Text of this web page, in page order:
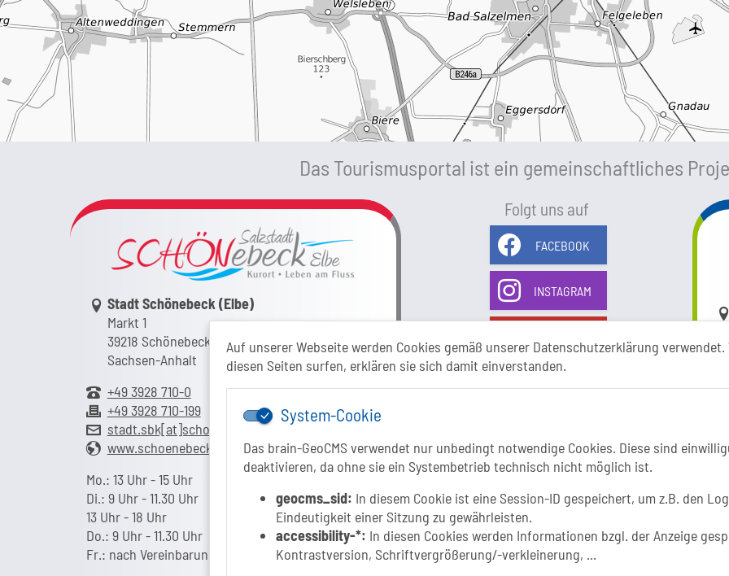
Auf unserer Webseite werden Cookies gemäß unserer Datenschutzerklärung verwendet.
diesen Seiten surfen, erklären sie sich damit einverstanden.
System-Cookie
Das brain-GeoCMS verwendet nur unbedingt notwendige Cookies. Diese sind
deaktivieren, da ohne sie ein Systembetrieb technisch nicht möglich ist.
geocms_sid: In diesem Cookie ist eine Session-ID gespeichert, um z.B. den
Eindeutigkeit einer Sitzung zu gewährleisten.
accessibility-*: In diesen Cookies werden Informationen bzgl. der Anzeige
Kontrastversion, Schriftvergrößerung/-verkleinerung, ...
Das Tourismusportal ist ein gemeinschaftliches
Link zur Google-Maps Navigation
Stadt Schönebeck (Elbe)
Markt 1
39218 Schönebeck (Elbe)
Sachsen-Anhalt
+49 3928 710-0
+49 3928 710-199
stadt.sbk[at]schoenebeck-elbe.de
www.schoenebeck.de
Mo.: 13 Uhr - 15 Uhr
Di.: 9 Uhr - 11.30 Uhr
13 Uhr - 18 Uhr
Do.: 9 Uhr - 11.30 Uhr
Fr.: nach Vereinbarung
Folgt uns auf
FACEBOOK
INSTAGRAM